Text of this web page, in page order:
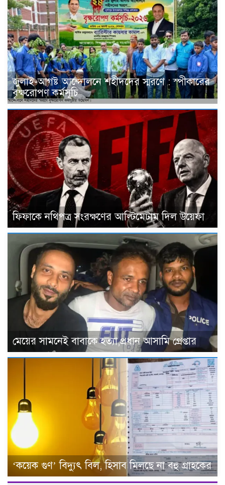
জুলাই-আগষ্ট আন্দোলনে শহীদদের স্মরণে : স্পীকারের
বৃক্ষরোপণ কর্মসূচি
ফিফাকে নথিপত্র সংরক্ষণের আল্টিমেটাম দিল উয়েফা
মেয়ের সামনেই বাবাকে হত্যা,প্রধান আসামি গ্রেপ্তার
‘কয়েক গুণ’ বিদ্যুৎ বিল, হিসাব মিলছে না বহু গ্রাহকের